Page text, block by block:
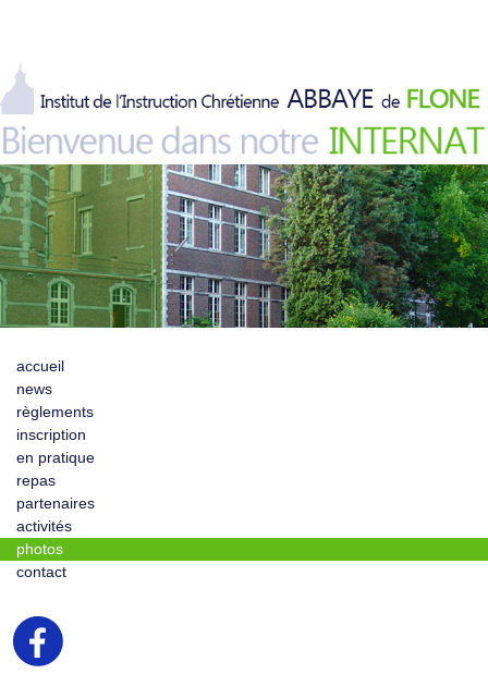
accueil
news
règlements
inscription
en pratique
repas
partenaires
activités
photos
contact